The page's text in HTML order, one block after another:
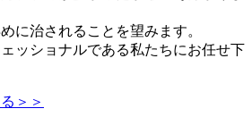
に治されることを望みます。
ッショナルである私たちにお任せ下
＞＞